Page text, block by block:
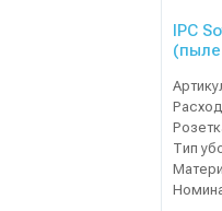
IPC
Тип